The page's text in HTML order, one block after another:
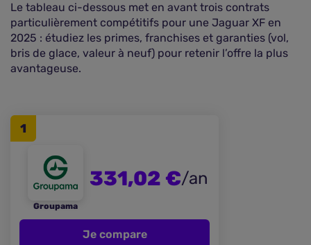
Le tableau ci-dessous met en avant trois contrats
particulièrement compétitifs pour une Jaguar XF en
2025 : étudiez les primes, franchises et garanties (vol,
bris de glace, valeur à neuf) pour retenir l’offre la plus
avantageuse.
1
Groupama
331,02 €/an
Je compare